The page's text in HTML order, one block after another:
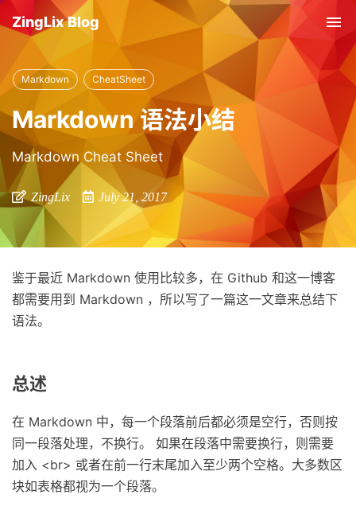
ZingLix Blog
Markdown CheatSheet
Markdown 语法小结
Markdown Cheat Sheet
ZingLix July 21, 2017
鉴于最近 Markdown 使用比较多，在 Github 和这一博客
都需要用到 Markdown ，所以写了一篇这一文章来总结下
语法。
总述
在 Markdown 中，每一个段落前后都必须是空行，否则按
同一段落处理，不换行。 如果在段落中需要换行，则需要
加入 <br> 或者在前一行末尾加入至少两个空格。大多数区
块如表格都视为一个段落。